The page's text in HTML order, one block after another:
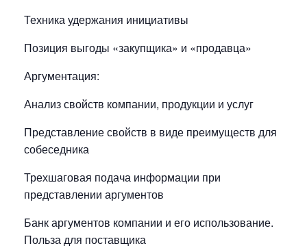
Техника удержания инициативы
Позиция выгоды «закупщика» и «продавца»
Аргументация:
Анализ свойств компании, продукции и услуг
Представление свойств в виде преимуществ для
собеседника
Трехшаговая подача информации при
представлении аргументов
Банк аргументов компании и его использование.
Польза для поставщика